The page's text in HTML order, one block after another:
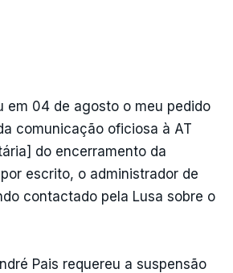
em 04 de agosto o meu pedido
comunicação oficiosa à AT
do encerramento da
escrito, o administrador de
contactado pela Lusa sobre o
Pais requereu a suspensão